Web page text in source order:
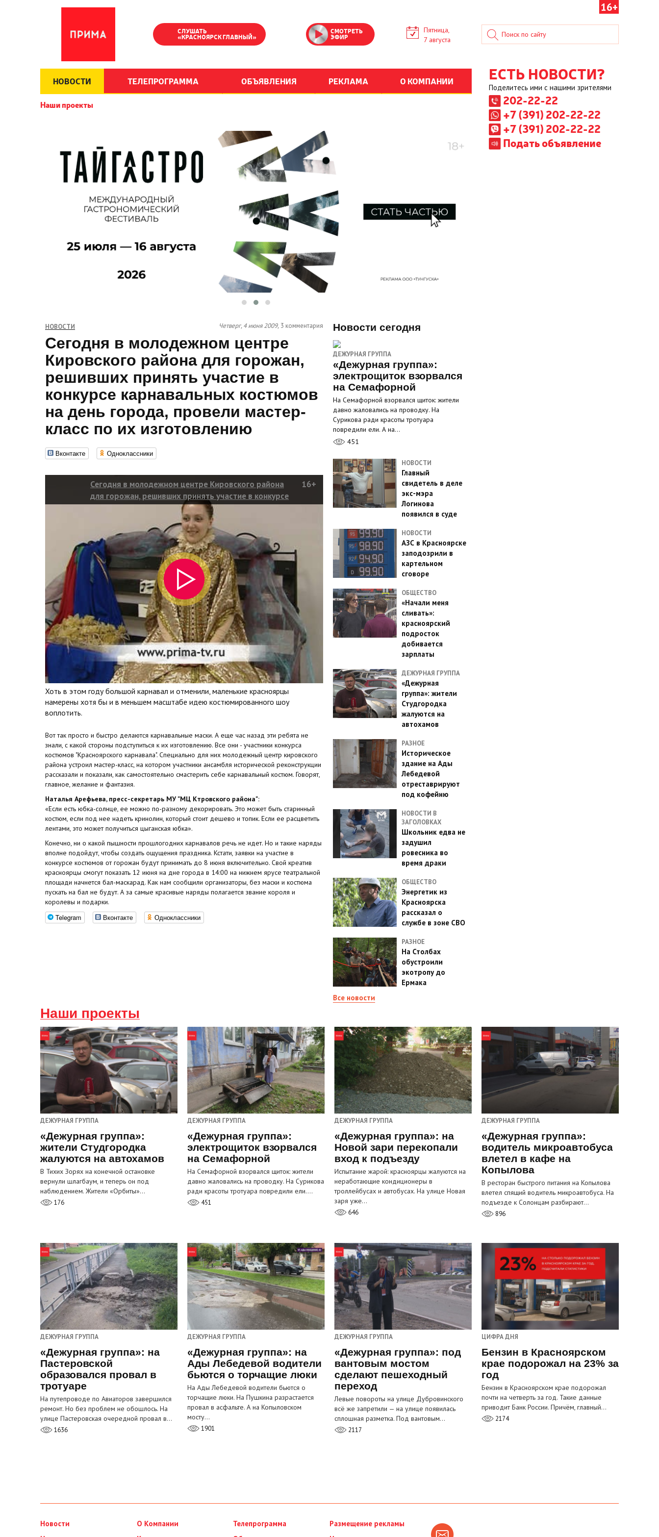
16+
СЛУШАТЬ
«КРАСНОЯРСК ГЛАВНЫЙ»
СМОТРЕТЬ
ЭФИР
Пятница,
7 августа
НОВОСТИ ТЕЛЕПРОГРАММА ОБЪЯВЛЕНИЯ РЕКЛАМА О КОМПАНИИ
Наши проекты
ЕСТЬ НОВОСТИ?
Поделитесь ими с нашими зрителями
202-22-22
+7 (391) 202-22-22
+7 (391) 202-22-22
Подать объявление
НОВОСТИ Четверг, 4 июня 2009, 3 комментария
Сегодня в молодежном центре
Кировского района для горожан,
решивших принять участие в
конкурсе карнавальных костюмов
на день города, провели мастер-
класс по их изготовлению
Вконтакте Одноклассники
Сегодня в молодежном центре Кировского района
для горожан, решивших принять участие в конкурсе
карнавальных костюмов на день города, провели
мастер-класс по их изготовлению
16+
Хоть в этом году большой карнавал и отменили, маленькие красноярцы
намерены хотя бы и в меньшем масштабе идею костюмированного шоу
воплотить.
Вот так просто и быстро делаются карнавальные маски. А еще час назад эти ребята не
знали, с какой стороны подступиться к их изготовлению. Все они - участники конкурса
костюмов "Красноярского карнавала". Специально для них молодежный центр кировского
района устроил мастер-класс, на котором участники ансамбля исторической реконструкции
рассказали и показали, как самостоятельно смастерить себе карнавальный костюм. Говорят,
главное, желание и фантазия.
Наталья Арефьева, пресс-секретарь МУ "МЦ Ктровского района":
«Если есть юбка-солнце, ее можно по-разному декорировать. Это может быть старинный
костюм, если под нее надеть кринолин, который стоит дешево и топик. Если ее расцветить
лентами, это может получиться цыганская юбка».
Конечно, ни о какой пышности прошлогодних карнавалов речь не идет. Но и такие наряды
вполне подойдут, чтобы создать ощущения праздника. Кстати, заявки на участие в
конкурсе костюмов от горожан будут принимать до 8 июня включительно. Свой креатив
красноярцы смогут показать 12 июня на дне города в 14:00 на нижнем ярусе театральной
площади начнется бал-маскарад. Как нам сообщили организаторы, без маски и костюма
пускать на бал не будут. А за самые красивые наряды полагается звание короля и
королевы и подарки.
Telegram Вконтакте Одноклассники
Новости сегодня
ДЕЖУРНАЯ ГРУППА
«Дежурная группа»:
электрощиток взорвался
на Семафорной
На Семафорной взорвался щиток: жители
давно жаловались на проводку. На
Сурикова ради красоты тротуара
повредили ели. А на…
451
НОВОСТИ
Главный
свидетель в деле
экс-мэра
Логинова
появился в суде
НОВОСТИ
АЗС в Красноярске
заподозрили в
картельном
сговоре
ОБЩЕСТВО
«Начали меня
сливать»:
красноярский
подросток
добивается
зарплаты
ДЕЖУРНАЯ ГРУППА
«Дежурная
группа»: жители
Студгородка
жалуются на
автохамов
РАЗНОЕ
Историческое
здание на Ады
Лебедевой
отреставрируют
под кофейню
НОВОСТИ В
ЗАГОЛОВКАХ
Школьник едва не
задушил
ровесника во
время драки
ОБЩЕСТВО
Энергетик из
Красноярска
рассказал о
службе в зоне СВО
РАЗНОЕ
На Столбах
обустроили
экотропу до
Ермака
Все новости
Наши проекты
ДЕЖУРНАЯ ГРУППА
«Дежурная группа»:
жители Студгородка
жалуются на автохамов
В Тихих Зорях на конечной остановке
вернули шлагбаум, и теперь он под
наблюдением. Жители «Орбиты»…
176
ДЕЖУРНАЯ ГРУППА
«Дежурная группа»:
электрощиток взорвался
на Семафорной
На Семафорной взорвался щиток: жители
давно жаловались на проводку. На Сурикова
ради красоты тротуара повредили ели.…
451
ДЕЖУРНАЯ ГРУППА
«Дежурная группа»: на
Новой зари перекопали
вход к подъезду
Испытание жарой: красноярцы жалуются на
неработающие кондиционеры в
троллейбусах и автобусах. На улице Новая
заря уже…
646
ДЕЖУРНАЯ ГРУППА
«Дежурная группа»:
водитель микроавтобуса
влетел в кафе на
Копылова
В ресторан быстрого питания на Копылова
влетел спящий водитель микроавтобуса. На
подъезде к Солонцам разбирают…
896
ДЕЖУРНАЯ ГРУППА
«Дежурная группа»: на
Пастеровской
образовался провал в
тротуаре
На путепроводе по Авиаторов завершился
ремонт. Но без проблем не обошлось. На
улице Пастеровская очередной провал в…
1636
ДЕЖУРНАЯ ГРУППА
«Дежурная группа»: на
Ады Лебедевой водители
бьются о торчащие люки
На Ады Лебедевой водители бьются о
торчащие люки. На Пушкина разрастается
провал в асфальте. А на Копыловском
мосту…
1901
ДЕЖУРНАЯ ГРУППА
«Дежурная группа»: под
вантовым мостом
сделают пешеходный
переход
Левые повороты на улице Дубровинского
всё же запретили — на улице появилась
сплошная разметка. Под вантовым…
2117
ЦИФРА ДНЯ
Бензин в Красноярском
крае подорожал на 23% за
год
Бензин в Красноярском крае подорожал
почти на четверть за год. Такие данные
приводит Банк России. Причём, главный…
2174
Новости
О Компании
Телепрограмма
Размещение рекламы